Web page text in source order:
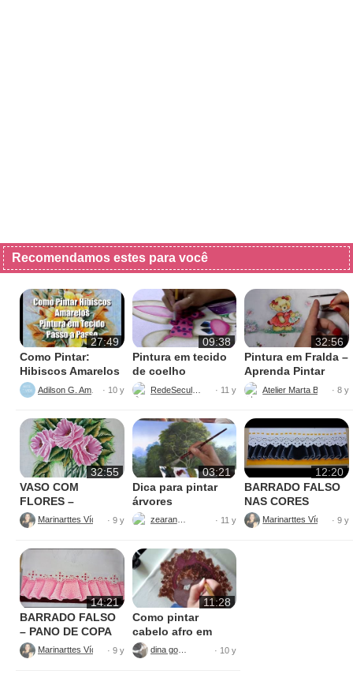
Recomendamos estes para você
27:49
Como Pintar:
Hibiscos Amarelos
· 10 y
09:38
Pintura em tecido
de coelho
RedeSeculo21 · 11 y
32:56
Pintura em Fralda –
Aprenda Pintar
Ursinha
Atelier Marta Beatriz· 8 y
32:55
VASO COM
FLORES –
PINTURAS
· 9 y
03:21
Dica para pintar
árvores
zearantes · 11 y
12:20
BARRADO FALSO
NAS CORES
AMARELO E
PRETO
· 9 y
14:21
BARRADO FALSO
– PANO DE COPA
· 9 y
11:28
Como pintar
cabelo afro em
tecido
dina gomes · 10 y